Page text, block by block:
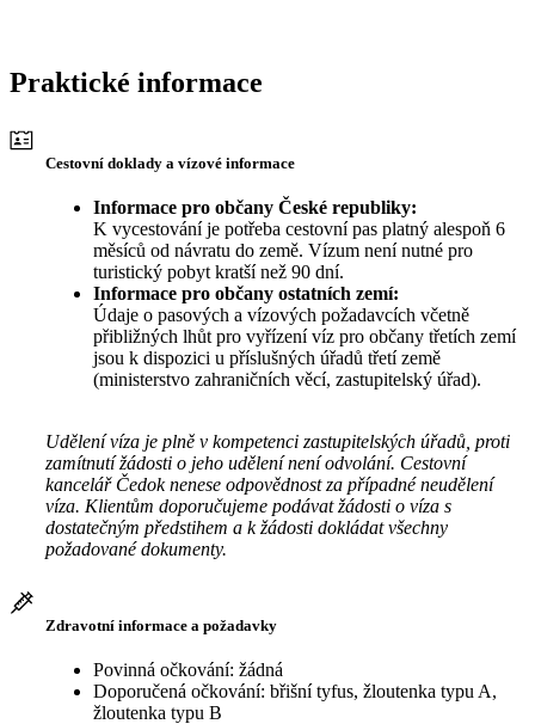
Praktické informace
Cestovní doklady a vízové informace
Informace pro občany České republiky:
K vycestování je potřeba cestovní pas platný alespoň 6
měsíců od návratu do země. Vízum není nutné pro
turistický pobyt kratší než 90 dní.
Informace pro občany ostatních zemí:
Údaje o pasových a vízových požadavcích včetně
přibližných lhůt pro vyřízení víz pro občany třetích zemí
jsou k dispozici u příslušných úřadů třetí země
(ministerstvo zahraničních věcí, zastupitelský úřad).
Udělení víza je plně v kompetenci zastupitelských úřadů, proti
zamítnutí žádosti o jeho udělení není odvolání. Cestovní
kancelář Čedok nenese odpovědnost za případné neudělení
víza. Klientům doporučujeme podávat žádosti o víza s
dostatečným předstihem a k žádosti dokládat všechny
požadované dokumenty.
Zdravotní informace a požadavky
Povinná očkování: žádná
Doporučená očkování: břišní tyfus, žloutenka typu A,
žloutenka typu B